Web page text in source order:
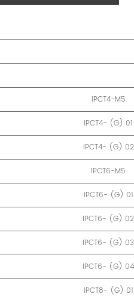
IPCT4-M5
IPCT4- (G) 01
IPCT4- (G) 02
IPCT6-M5
IPCT6- (G) 01
IPCT6- (G) 02
IPCT6- (G) 03
IPCT6- (G) 04
IPCT8- (G) 01